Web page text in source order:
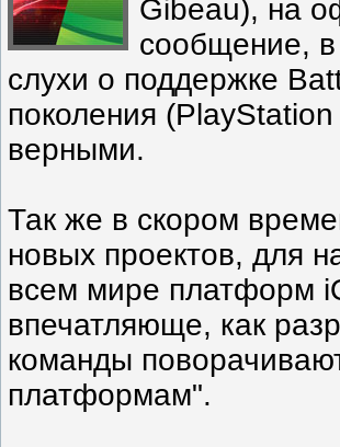
Gibeau), на
сообщение, в
слухи о поддержке
поколения
верными.
Так же в скором
новых проектов, для
всем мире платформ
впечатляюще, как
команды
платформам".